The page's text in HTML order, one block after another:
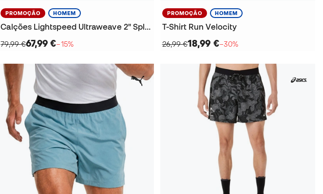
PROMOÇÃO HOMEM
Calções Lightspeed Ultraweave 2" Split Short
79,99 €67,99 €−15%
PROMOÇÃO HOMEM
T-Shirt Run Velocity
26,99 €18,99 €−30%